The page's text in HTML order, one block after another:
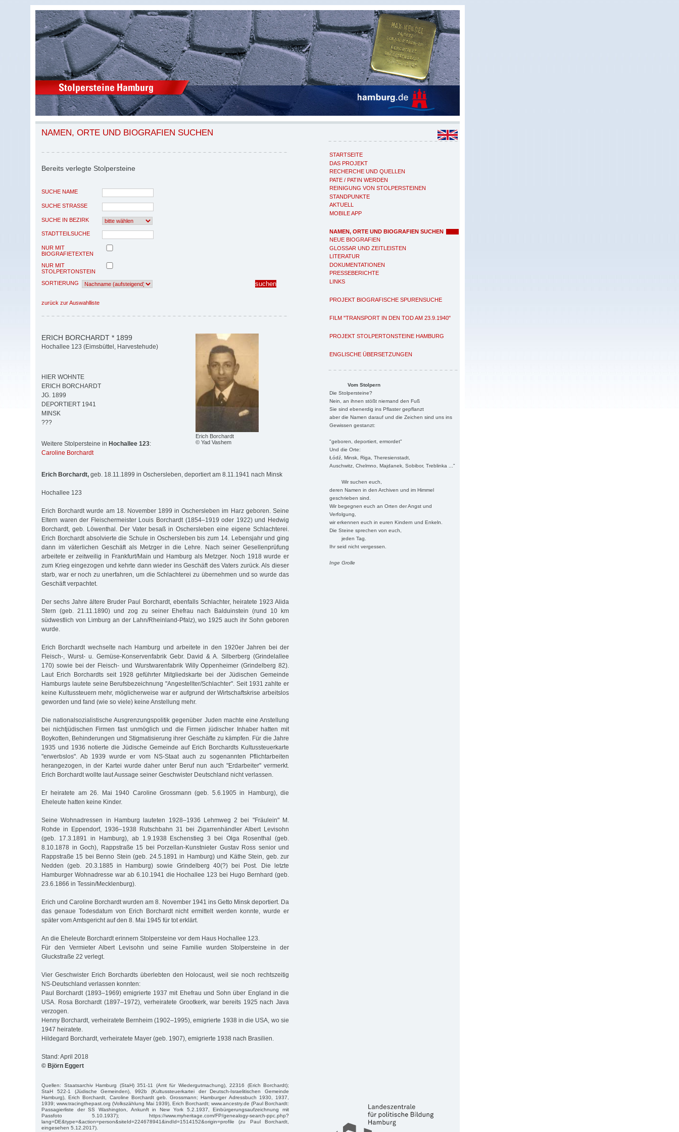
STARTSEITE
DAS PROJEKT
RECHERCHE UND QUELLEN
PATE / PATIN WERDEN
REINIGUNG VON STOLPERSTEINEN
STANDPUNKTE
AKTUELL
MOBILE APP
NAMEN, ORTE UND BIOGRAFIEN SUCHEN
NEUE BIOGRAFIEN
GLOSSAR UND ZEITLEISTEN
LITERATUR
DOKUMENTATIONEN
PRESSEBERICHTE
LINKS
PROJEKT BIOGRAFISCHE SPURENSUCHE
FILM "TRANSPORT IN DEN TOD AM 23.9.1940"
PROJEKT STOLPERTONSTEINE HAMBURG
ENGLISCHE ÜBERSETZUNGEN
Vom Stolpern
Die Stolpersteine?
Nein, an ihnen stößt niemand den Fuß
Sie sind ebenerdig ins Pflaster gepflanzt
aber die Namen darauf und die Zeichen sind uns ins
Gewissen gestanzt:
"geboren, deportiert, ermordet"
Und die Orte:
Łódź, Minsk, Riga, Theresienstadt,
Auschwitz, Chelmno, Majdanek, Sobibor, Treblinka ..."
Wir suchen euch,
deren Namen in den Archiven und im Himmel
geschrieben sind.
Wir begegnen euch an Orten der Angst und
Verfolgung,
wir erkennen euch in euren Kindern und Enkeln.
Die Steine sprechen von euch,
jeden Tag.
Ihr seid nicht vergessen.
Inge Grolle
NAMEN, ORTE UND BIOGRAFIEN SUCHEN
Bereits verlegte Stolpersteine
SUCHE NAME
SUCHE STRASSE
SUCHE IN BEZIRK
STADTTEILSUCHE
NUR MIT
BIOGRAFIETEXTEN
NUR MIT
STOLPERTONSTEIN
SORTIERUNG
zurück zur Auswahlliste
Erich Borchardt
© Yad Vashem
ERICH BORCHARDT * 1899
Hochallee 123 (Eimsbüttel, Harvestehude)
HIER WOHNTE
ERICH BORCHARDT
JG. 1899
DEPORTIERT 1941
MINSK
???
Weitere Stolpersteine in Hochallee 123:
Caroline Borchardt
Erich Borchardt, geb. 18.11.1899 in Oschersleben, deportiert am 8.11.1941 nach Minsk
Hochallee 123
Erich Borchardt wurde am 18. November 1899 in Oschersleben im Harz geboren. Seine
Eltern waren der Fleischermeister Louis Borchardt (1854–1919 oder 1922) und Hedwig
Borchardt, geb. Löwenthal. Der Vater besaß in Oschersleben eine eigene Schlachterei.
Erich Borchardt absolvierte die Schule in Oschersleben bis zum 14. Lebensjahr und ging
dann im väterlichen Geschäft als Metzger in die Lehre. Nach seiner Gesellenprüfung
arbeitete er zeitweilig in Frankfurt/Main und Hamburg als Metzger. Noch 1918 wurde er
zum Krieg eingezogen und kehrte dann wieder ins Geschäft des Vaters zurück. Als dieser
starb, war er noch zu unerfahren, um die Schlachterei zu übernehmen und so wurde das
Geschäft verpachtet.
Der sechs Jahre ältere Bruder Paul Borchardt, ebenfalls Schlachter, heiratete 1923 Alida
Stern (geb. 21.11.1890) und zog zu seiner Ehefrau nach Balduinstein (rund 10 km
südwestlich von Limburg an der Lahn/Rheinland-Pfalz), wo 1925 auch ihr Sohn geboren
wurde.
Erich Borchardt wechselte nach Hamburg und arbeitete in den 1920er Jahren bei der
Fleisch-, Wurst- u. Gemüse-Konservenfabrik Gebr. David & A. Silberberg (Grindelallee
170) sowie bei der Fleisch- und Wurstwarenfabrik Willy Oppenheimer (Grindelberg 82).
Laut Erich Borchardts seit 1928 geführter Mitgliedskarte bei der Jüdischen Gemeinde
Hamburgs lautete seine Berufsbezeichnung "Angestellter/Schlachter". Seit 1931 zahlte er
keine Kultussteuern mehr, möglicherweise war er aufgrund der Wirtschaftskrise arbeitslos
geworden und fand (wie so viele) keine Anstellung mehr.
Die nationalsozialistische Ausgrenzungspolitik gegenüber Juden machte eine Anstellung
bei nichtjüdischen Firmen fast unmöglich und die Firmen jüdischer Inhaber hatten mit
Boykotten, Behinderungen und Stigmatisierung ihrer Geschäfte zu kämpfen. Für die Jahre
1935 und 1936 notierte die Jüdische Gemeinde auf Erich Borchardts Kultussteuerkarte
"erwerbslos". Ab 1939 wurde er vom NS-Staat auch zu sogenannten Pflichtarbeiten
herangezogen, in der Kartei wurde daher unter Beruf nun auch "Erdarbeiter" vermerkt.
Erich Borchardt wollte laut Aussage seiner Geschwister Deutschland nicht verlassen.
Er heiratete am 26. Mai 1940 Caroline Grossmann (geb. 5.6.1905 in Hamburg), die
Eheleute hatten keine Kinder.
Seine Wohnadressen in Hamburg lauteten 1928–1936 Lehmweg 2 bei "Fräulein" M.
Rohde in Eppendorf, 1936–1938 Rutschbahn 31 bei Zigarrenhändler Albert Levisohn
(geb. 17.3.1891 in Hamburg), ab 1.9.1938 Eschenstieg 3 bei Olga Rosenthal (geb.
8.10.1878 in Goch), Rappstraße 15 bei Porzellan-Kunstnieter Gustav Ross senior und
Rappstraße 15 bei Benno Stein (geb. 24.5.1891 in Hamburg) und Käthe Stein, geb. zur
Nedden (geb. 20.3.1885 in Hamburg) sowie Grindelberg 40(?) bei Post. Die letzte
Hamburger Wohnadresse war ab 6.10.1941 die Hochallee 123 bei Hugo Bernhard (geb.
23.6.1866 in Tessin/Mecklenburg).
Erich und Caroline Borchardt wurden am 8. November 1941 ins Getto Minsk deportiert. Da
das genaue Todesdatum von Erich Borchardt nicht ermittelt werden konnte, wurde er
später vom Amtsgericht auf den 8. Mai 1945 für tot erklärt.
An die Eheleute Borchardt erinnern Stolpersteine vor dem Haus Hochallee 123.
Für den Vermieter Albert Levisohn und seine Familie wurden Stolpersteine in der
Gluckstraße 22 verlegt.
Vier Geschwister Erich Borchardts überlebten den Holocaust, weil sie noch rechtszeitig
NS-Deutschland verlassen konnten:
Paul Borchardt (1893–1969) emigrierte 1937 mit Ehefrau und Sohn über England in die
USA. Rosa Borchardt (1897–1972), verheiratete Grootkerk, war bereits 1925 nach Java
verzogen.
Henny Borchardt, verheiratete Bernheim (1902–1995), emigrierte 1938 in die USA, wo sie
1947 heiratete.
Hildegard Borchardt, verheiratete Mayer (geb. 1907), emigrierte 1938 nach Brasilien.
Stand: April 2018
© Björn Eggert
Quellen: Staatsarchiv Hamburg (StaH) 351-11 (Amt für Wiedergutmachung), 22316 (Erich Borchardt);
StaH 522-1 (Jüdische Gemeinden), 992b (Kultussteuerkartei der Deutsch-Israelitischen Gemeinde
Hamburg), Erich Borchardt, Caroline Borchardt geb. Grossmann; Hamburger Adressbuch 1930, 1937,
1939; www.tracingthepast.org (Volkszählung Mai 1939), Erich Borchardt; www.ancestry.de (Paul Borchardt:
Passagierliste der SS Washington, Ankunft in New York 5.2.1937, Einbürgerungsaufzeichnung mit
Passfoto 5.10.1937); https://www.myheritage.com/FP/genealogy-search-ppc.php?
lang=DE&type=&action=person&siteId=224678941&indId=1514152&origin=profile (zu Paul Borchardt,
eingesehen 5.12.2017).